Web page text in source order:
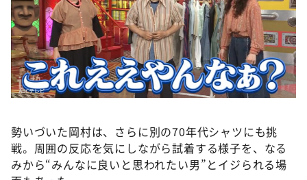
勢いづいた岡村は、さらに別の70年代シャツにも挑
戦。周囲の反応を気にしながら試着する様子を、なる
みから“みんなに良いと思われたい男”とイジられる場